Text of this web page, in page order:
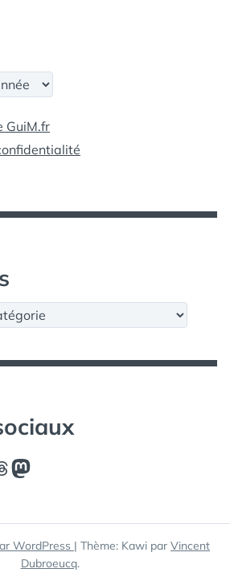
GuiM.fr
Mastodon
WordPress | Thème: Kawi par Vincent
Dubroeucq.